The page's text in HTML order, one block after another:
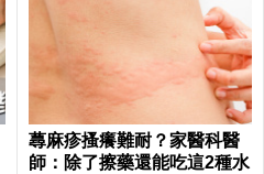
蕁麻疹搔癢難耐？家醫科醫
師：除了擦藥還能吃這2種水